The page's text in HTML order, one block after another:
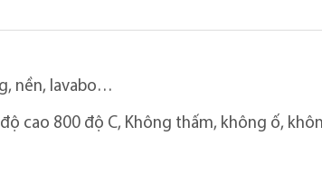
nền, lavabo…
cao 800 độ C, Không thấm, không ố,